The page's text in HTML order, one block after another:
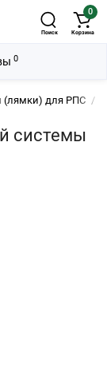
Поиск
0
Корзина
(лямки) для РПС
системы
0